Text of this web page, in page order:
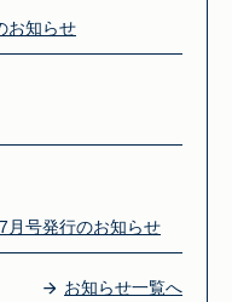
お知らせ
月号発行のお知らせ
お知らせ一覧へ